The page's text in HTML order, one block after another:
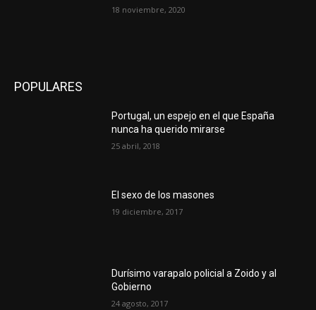
18 noviembre, 2020
POPULARES
Portugal, un espejo en el que España
nunca ha querido mirarse
25 abril, 2018
El sexo de los masones
19 diciembre, 2017
Durísimo varapalo policial a Zoido y al
Gobierno
24 agosto, 2017